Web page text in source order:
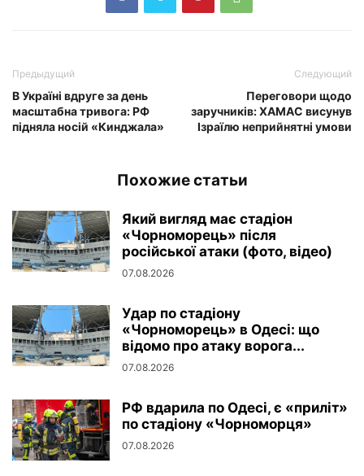
Предыдущий
В Україні вдруге за день
масштабна тривога: РФ
підняла носій «Кинджала»
Следующий
Переговори щодо
заручників: ХАМАС висунув
Ізраїлю неприйнятні умови
Похожие статьи
Який вигляд має стадіон
«Чорноморець» після
російської атаки (фото, відео)
07.08.2026
Удар по стадіону
«Чорноморець» в Одесі: що
відомо про атаку ворога...
07.08.2026
РФ вдарила по Одесі, є «приліт»
по стадіону «Чорноморця»
07.08.2026